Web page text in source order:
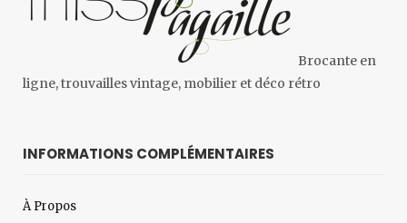
Brocante en
ligne, trouvailles vintage, mobilier et déco rétro
INFORMATIONS COMPLÉMENTAIRES
À Propos